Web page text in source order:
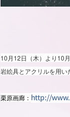
10月12日（木）より10
岩絵具とアクリルを用い
栗原画廊： http://